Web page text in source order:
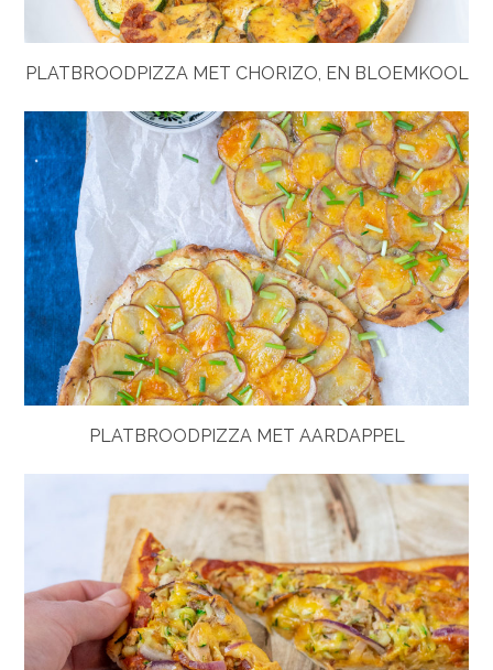
PLATBROODPIZZA MET CHORIZO, EN BLOEMKOOL
PLATBROODPIZZA MET AARDAPPEL